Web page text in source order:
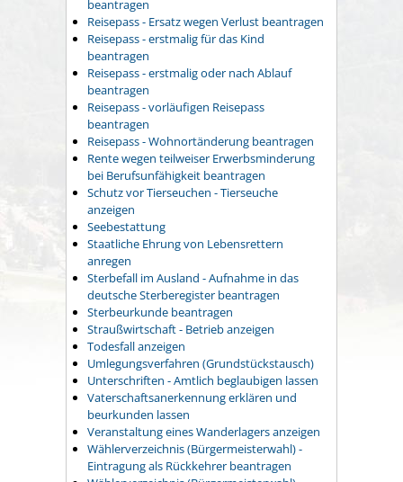
beantragen
Reisepass - Ersatz wegen Verlust beantragen
Reisepass - erstmalig für das Kind
beantragen
Reisepass - erstmalig oder nach Ablauf
beantragen
Reisepass - vorläufigen Reisepass
beantragen
Reisepass - Wohnortänderung beantragen
Rente wegen teilweiser Erwerbsminderung
bei Berufsunfähigkeit beantragen
Schutz vor Tierseuchen - Tierseuche
anzeigen
Seebestattung
Staatliche Ehrung von Lebensrettern
anregen
Sterbefall im Ausland - Aufnahme in das
deutsche Sterberegister beantragen
Sterbeurkunde beantragen
Straußwirtschaft - Betrieb anzeigen
Todesfall anzeigen
Umlegungsverfahren (Grundstückstausch)
Unterschriften - Amtlich beglaubigen lassen
Vaterschaftsanerkennung erklären und
beurkunden lassen
Veranstaltung eines Wanderlagers anzeigen
Wählerverzeichnis (Bürgermeisterwahl) -
Eintragung als Rückkehrer beantragen